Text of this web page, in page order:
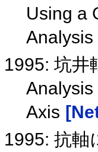
Using a
Analysis
1995: 坑井
Analysis
Axis
1995: 抗軸